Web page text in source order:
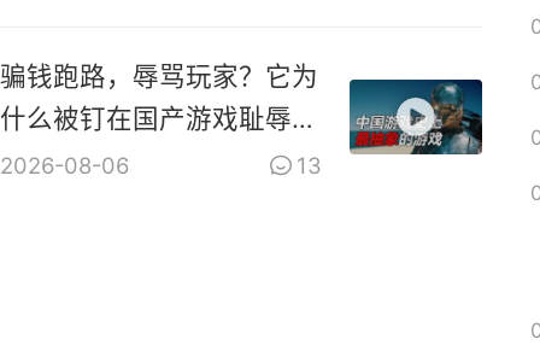
骗钱跑路，辱骂玩家？它为
什么被钉在国产游戏耻辱柱
上？【是个人物10】
2026-08-06 13